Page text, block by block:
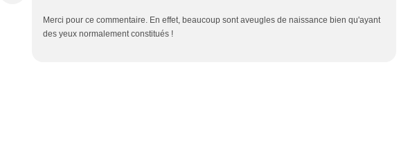
Merci pour ce commentaire. En effet, beaucoup sont aveugles de naissance bien qu'ayant
des yeux normalement constitués !